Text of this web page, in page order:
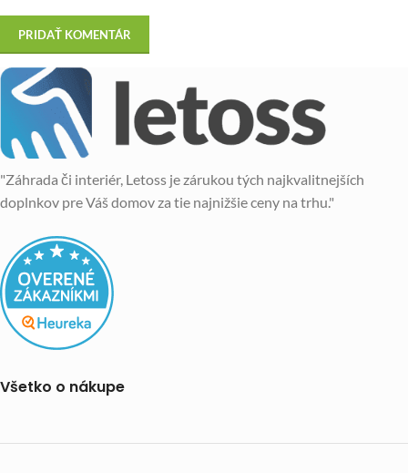
"Záhrada či interiér, Letoss je zárukou tých najkvalitnejších
doplnkov pre Váš domov za tie najnižšie ceny na trhu."
Všetko o nákupe